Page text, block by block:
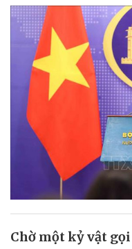
Chờ một kỷ vật